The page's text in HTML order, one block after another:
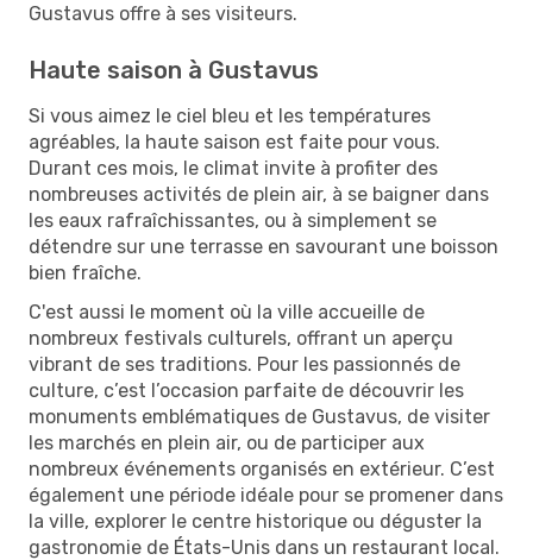
Gustavus offre à ses visiteurs.
Haute saison à Gustavus
Si vous aimez le ciel bleu et les températures
agréables, la haute saison est faite pour vous.
Durant ces mois, le climat invite à profiter des
nombreuses activités de plein air, à se baigner dans
les eaux rafraîchissantes, ou à simplement se
détendre sur une terrasse en savourant une boisson
bien fraîche.
C'est aussi le moment où la ville accueille de
nombreux festivals culturels, offrant un aperçu
vibrant de ses traditions. Pour les passionnés de
culture, c’est l’occasion parfaite de découvrir les
monuments emblématiques de Gustavus, de visiter
les marchés en plein air, ou de participer aux
nombreux événements organisés en extérieur. C’est
également une période idéale pour se promener dans
la ville, explorer le centre historique ou déguster la
gastronomie de États-Unis dans un restaurant local.